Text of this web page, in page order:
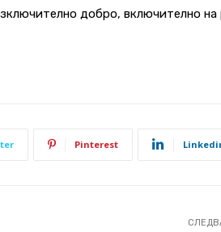
добро, включително на
Pinterest